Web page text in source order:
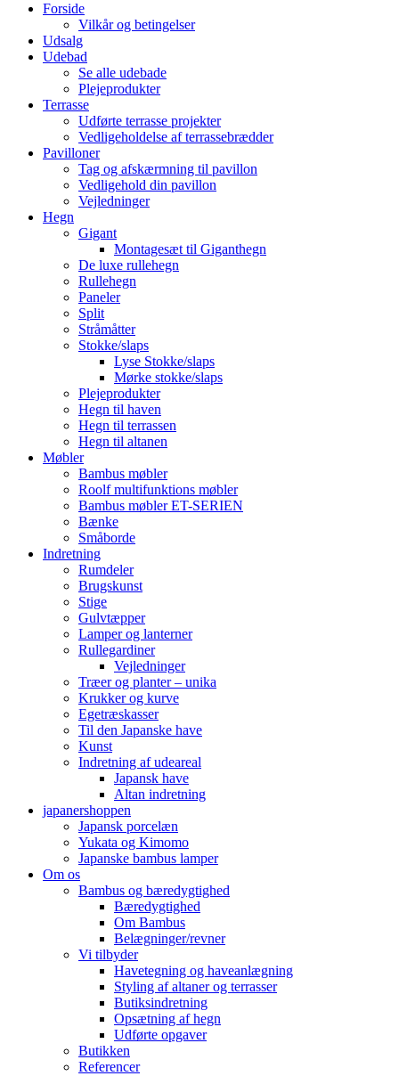
Forside
Vilkår og betingelser
Udsalg
Udebad
Se alle udebade
Plejeprodukter
Terrasse
Udførte terrasse projekter
Vedligeholdelse af terrassebrædder
Pavilloner
Tag og afskærmning til pavillon
Vedligehold din pavillon
Vejledninger
Hegn
Gigant
Montagesæt til Giganthegn
De luxe rullehegn
Rullehegn
Paneler
Split
Stråmåtter
Stokke/slaps
Lyse Stokke/slaps
Mørke stokke/slaps
Plejeprodukter
Hegn til haven
Hegn til terrassen
Hegn til altanen
Møbler
Bambus møbler
Roolf multifunktions møbler
Bambus møbler ET-SERIEN
Bænke
Småborde
Indretning
Rumdeler
Brugskunst
Stige
Gulvtæpper
Lamper og lanterner
Rullegardiner
Vejledninger
Træer og planter – unika
Krukker og kurve
Egetræskasser
Til den Japanske have
Kunst
Indretning af udeareal
Japansk have
Altan indretning
japanershoppen
Japansk porcelæn
Yukata og Kimomo
Japanske bambus lamper
Om os
Bambus og bæredygtighed
Bæredygtighed
Om Bambus
Belægninger/revner
Vi tilbyder
Havetegning og haveanlægning
Styling af altaner og terrasser
Butiksindretning
Opsætning af hegn
Udførte opgaver
Butikken
Referencer